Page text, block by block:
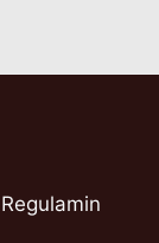
Regulamin